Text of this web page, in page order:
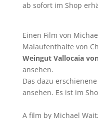
ab sofort im Shop
Einen Film von
Malaufenthalte von
Weingut Vallocaia
ansehen.
Das dazu
ansehen. Es ist im
A film by Michael